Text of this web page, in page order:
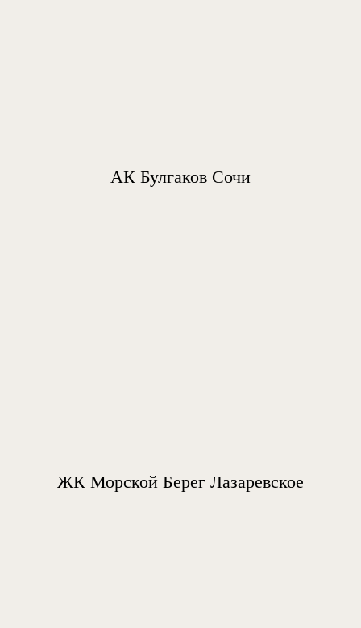
АК Булгаков Сочи
ЖК Морской Берег Лазаревское